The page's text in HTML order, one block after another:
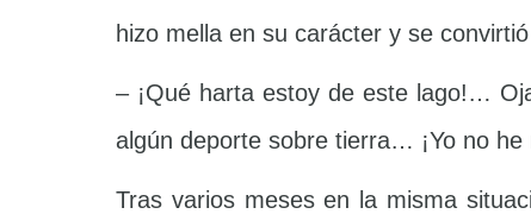
hizo mella en su carácter y se
– ¡Qué harta estoy de este lago!…
algún deporte sobre tierra… ¡Yo no
Tras varios meses en la misma